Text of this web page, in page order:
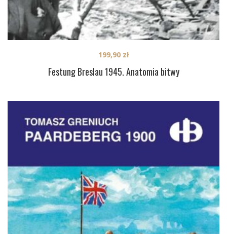
Festung Breslau 1945. Anatomia bitwy
199,90 zł